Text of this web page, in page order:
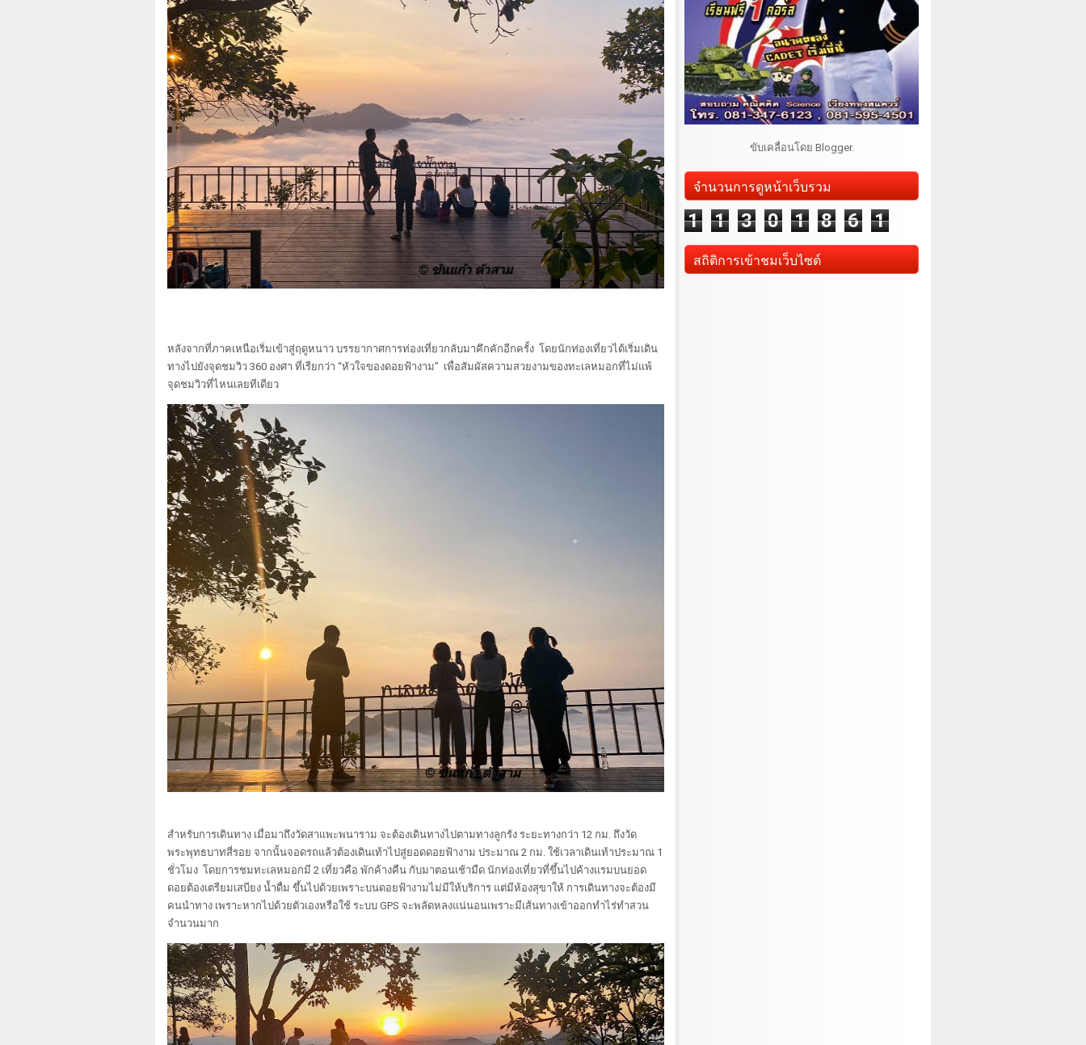
หลังจากที่ภาคเหนือเริ่มเข้าสู่ฤดูหนาว บรรยากาศการท่องเที่ยวกลับมาคึกคักอีกครั้ง โดยนักท่องเที่ยวได้เริ่มเดิน
ทางไปยังจุดชมวิว 360 องศา ที่เรียกว่า “หัวใจของดอยฟ้างาม” เพื่อสัมผัสความสวยงามของทะเลหมอกที่ไม่แพ้
จุดชมวิวที่ไหนเลยทีเดียว
สำหรับการเดินทาง เมื่อมาถึงวัดสาแพะพนาราม จะต้องเดินทางไปตามทางลูกรัง ระยะทางกว่า 12 กม. ถึงวัด
พระพุทธบาทสี่รอย จากนั้นจอดรถแล้วต้องเดินเท้าไปสู่ยอดดอยฟ้างาม ประมาณ 2 กม. ใช้เวลาเดินเท้าประมาณ 1
ชั่วโมง โดยการชมทะเลหมอกมี 2 เที่ยวคือ พักค้างคืน กับมาตอนเช้ามืด นักท่องเที่ยวที่ขึ้นไปค้างแรมบนยอด
ดอยต้องเตรียมเสบียง น้ำดื่ม ขึ้นไปด้วยเพราะบนดอยฟ้างามไม่มีให้บริการ แต่มีห้องสุขาให้ การเดินทางจะต้องมี
คนนำทาง เพราะหากไปด้วยตัวเองหรือใช้ ระบบ GPS จะพลัดหลงแน่นอนเพราะมีเส้นทางเข้าออกทำไร่ทำสวน
จำนวนมาก
ขับเคลื่อนโดย Blogger.
จำนวนการดูหน้าเว็บรวม
1 1 3 0 1 8 6 1
สถิติการเข้าชมเว็บไซต์